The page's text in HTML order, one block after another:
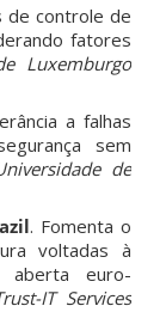
de controle de
fatores
Luxemburgo
a falhas
sem
de
. Fomenta o
voltadas à
aberta euro-
IT Services